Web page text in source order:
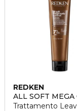
REDKEN
ALL SOFT MEGA
Trattamento